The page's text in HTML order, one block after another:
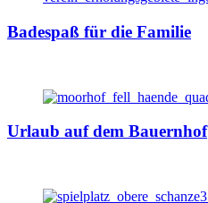
Badespaß für die Familie
Urlaub auf dem Bauernhof